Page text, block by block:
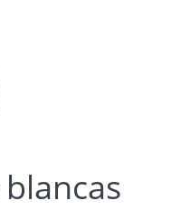
blancas